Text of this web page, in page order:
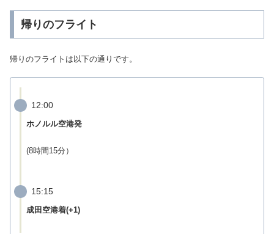
帰りのフライト
帰りのフライトは以下の通りです。
12:00
ホノルル空港発
(8時間15分）
15:15
成田空港着(+1)